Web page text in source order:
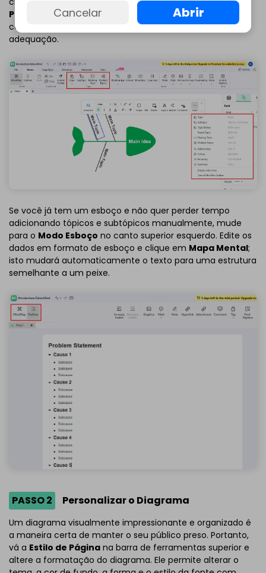
Principal
na tela. Desta forma, você pode personalizar os
campos de causas e subcausas de acordo com a sua
adequação.
Se você já tem um esboço e não quer perder tempo
adicionando tópicos e subtópicos manualmente, mude
para o Modo Esboço no canto superior esquerdo. Edite os
dados em formato de esboço e clique em Mapa Mental;
isto mudará automaticamente o texto para uma estrutura
semelhante a um peixe.
PASSO 2 Personalizar o Diagrama
Um diagrama visualmente impressionante e organizado é
a maneira certa de manter o seu público preso. Portanto,
vá a Estilo de Página na barra de ferramentas superior e
altere a formatação do diagrama. Ele permite alterar o
Cancelar Abrir